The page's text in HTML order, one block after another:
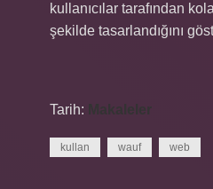
kullanıcılar tarafından
şekilde tasarlandığını
Tarih: Makaleler
kullan wauf web